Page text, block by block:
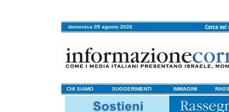
domenica 09 agosto 2026
CHI SIAMO SUGGERIMENTI IMMAGINI